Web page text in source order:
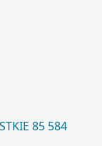
85 584